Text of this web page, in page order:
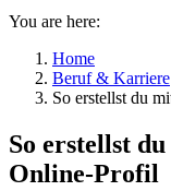
You are here:
Home
Beruf & Karriere
So erstellst du
So erstellst
Online-Profil